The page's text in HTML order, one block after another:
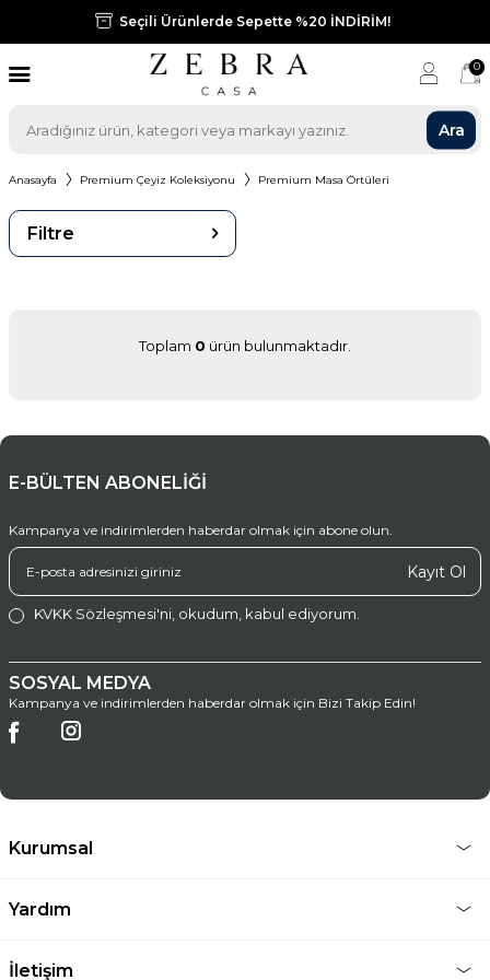
Seçili Ürünlerde Sepette %20 İNDİRİM!
Ara
0
Anasayfa Premium Çeyiz Koleksiyonu Premium Masa Örtüleri
Filtre
Toplam 0 ürün bulunmaktadır.
E-BÜLTEN ABONELİĞİ
Kampanya ve indirimlerden haberdar olmak için abone olun.
Kayıt Ol
KVKK Sözleşmesi'ni , okudum, kabul ediyorum.
SOSYAL MEDYA
Kampanya ve indirimlerden haberdar olmak için Bizi Takip Edin!
Kurumsal
Yardım
İletişim